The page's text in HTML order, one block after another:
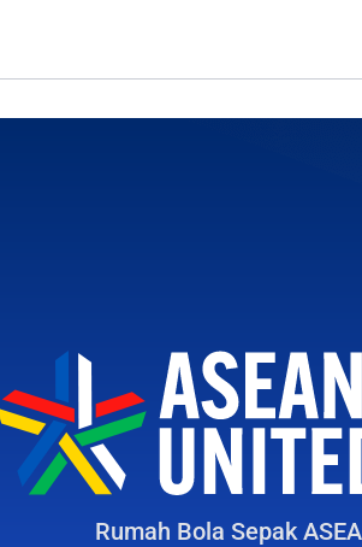
Rumah Bola Sepak